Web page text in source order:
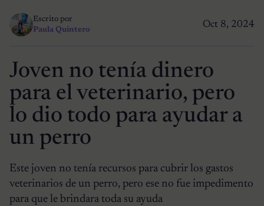
Oct 8, 2024
Escrito por
Paula Quintero
Joven no tenía dinero
para el veterinario, pero
lo dio todo para ayudar a
un perro
Este joven no tenía recursos para cubrir los gastos
veterinarios de un perro, pero ese no fue impedimento
para que le brindara toda su ayuda